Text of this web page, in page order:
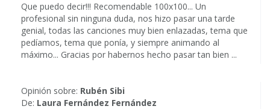
Que puedo decir!!! Recomendable 100x100... Un
profesional sin ninguna duda, nos hizo pasar una tarde
genial, todas las canciones muy bien enlazadas, tema que
pedíamos, tema que ponía, y siempre animando al
máximo... Gracias por habernos hecho pasar tan bien ...
Opinión sobre: Rubén Sibi
De: Laura Fernández Fernández